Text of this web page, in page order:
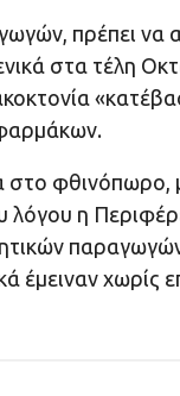
πρέπει να
στα τέλη
φθινόπωρο,
η
έμειναν χωρίς